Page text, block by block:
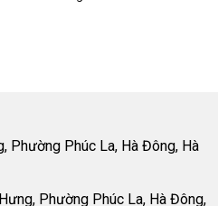
Phường Phúc La, Hà Đông, Hà
Phường Phúc La, Hà Đông,